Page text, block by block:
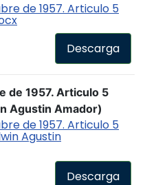
de 1957. Articulo 5
Descarga
de 1957. Articulo 5
Agustin Amador)
de 1957. Articulo 5
Agustin
Descarga